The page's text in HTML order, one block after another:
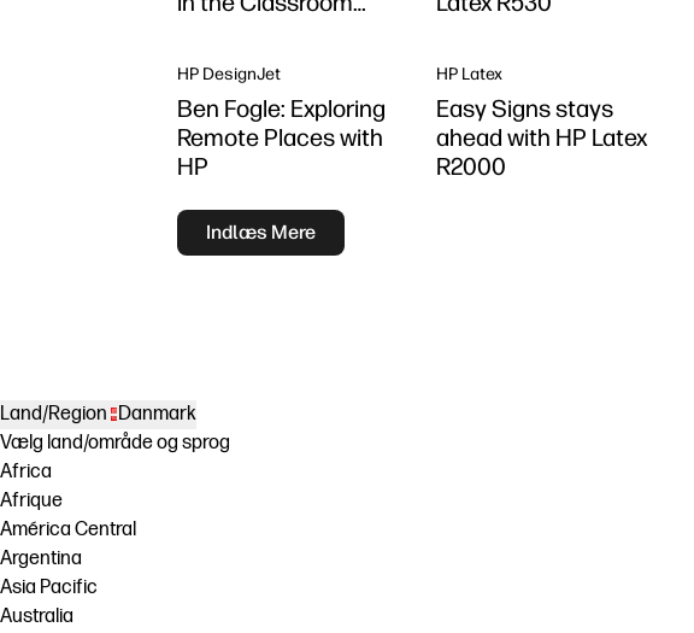
Z6 series printer
HP DesignJet
Ben Fogle: Exploring
Remote Places with
HP
HP Latex
Easy Signs stays
ahead with HP Latex
R2000
Indlæs Mere
Land/Region Danmark
Vælg land/område og sprog
Africa
Afrique
América Central
Argentina
Asia Pacific
Australia